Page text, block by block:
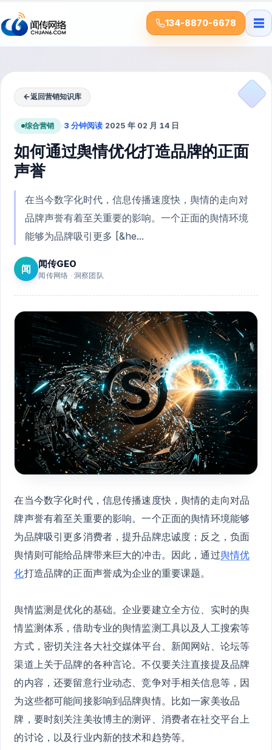
134-8870-6678 ☰
←返回营销知识库
综合营销 ·3 分钟阅读·2025 年 02 月 14 日
如何通过舆情优化打造品牌的正面
声誉
在当今数字化时代，信息传播速度快，舆情的走向对
品牌声誉有着至关重要的影响。一个正面的舆情环境
能够为品牌吸引更多 [&he...
闻 闻传GEO
闻传网络 · 洞察团队
在当今数字化时代，信息传播速度快，舆情的走向对品
牌声誉有着至关重要的影响。一个正面的舆情环境能够
为品牌吸引更多消费者，提升品牌忠诚度；反之，负面
舆情则可能给品牌带来巨大的冲击。因此，通过舆情优
化打造品牌的正面声誉成为企业的重要课题。
舆情监测是优化的基础。企业要建立全方位、实时的舆
情监测体系，借助专业的舆情监测工具以及人工搜索等
方式，密切关注各大社交媒体平台、新闻网站、论坛等
渠道上关于品牌的各种言论。不仅要关注直接提及品牌
的内容，还要留意行业动态、竞争对手相关信息等，因
为这些都可能间接影响到品牌舆情。比如一家美妆品
牌，要时刻关注美妆博主的测评、消费者在社交平台上
的讨论，以及行业内新的技术和趋势等。